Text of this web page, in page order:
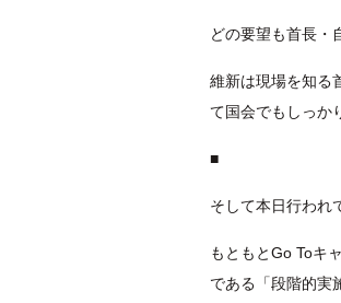
どの要望も首長・
維新は現場を知る
て国会でもしっか
■
そして本日行われ
もともとGo Toキ
である「段階的実